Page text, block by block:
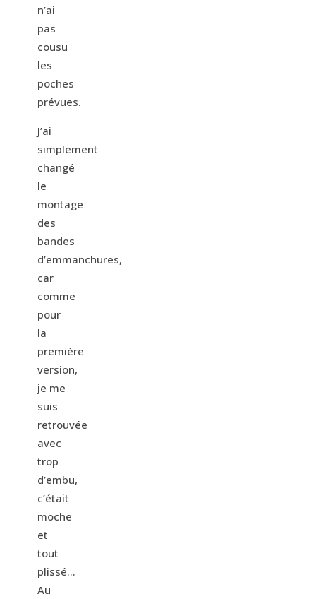
n’ai
pas
cousu
les
poches
prévues.
J’ai
simplement
changé
le
montage
des
bandes
d’emmanchures,
car
comme
pour
la
première
version,
je me
suis
retrouvée
avec
trop
d’embu,
c’était
moche
et
tout
plissé…
Au